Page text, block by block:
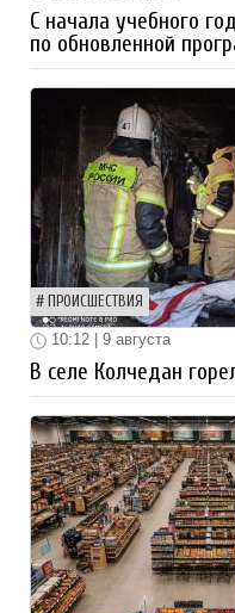
С начала учебного
по обновленной
ПРОИСШЕСТВИЯ
10:12 | 9 августа
В селе Колчедан